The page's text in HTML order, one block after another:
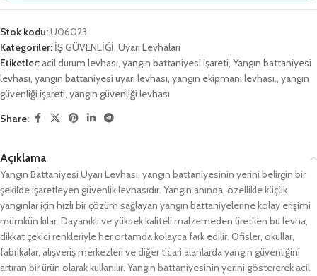
Stok kodu:U06023
Kategoriler: İŞ GÜVENLİĞİ, Uyarı Levhaları
Etiketler:acil durum levhası, yangın battaniyesi işareti, Yangın battaniyesi
levhası, yangın battaniyesi uyarı levhası, yangın ekipmanı levhası., yangın
güvenliği işareti, yangın güvenliği levhası
Share:
Açıklama
Yangın Battaniyesi Uyarı Levhası, yangın battaniyesinin yerini belirgin bir
şekilde işaretleyen güvenlik levhasıdır. Yangın anında, özellikle küçük
yangınlar için hızlı bir çözüm sağlayan yangın battaniyelerine kolay erişimi
mümkün kılar. Dayanıklı ve yüksek kaliteli malzemeden üretilen bu levha,
dikkat çekici renkleriyle her ortamda kolayca fark edilir. Ofisler, okullar,
fabrikalar, alışveriş merkezleri ve diğer ticari alanlarda yangın güvenliğini
artıran bir ürün olarak kullanılır. Yangın battaniyesinin yerini göstererek acil